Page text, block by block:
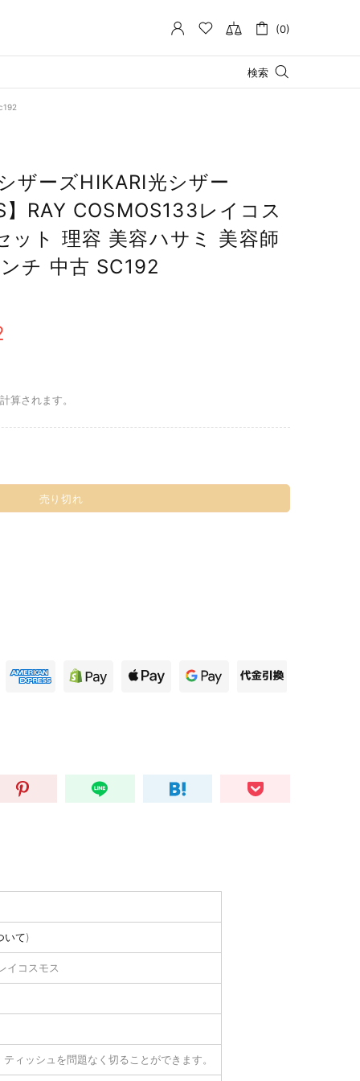
(0)
検索
ザーズHIKARI光シザー
】RAY COSMOS133レイコス
ット 理容 美容ハサミ 美容師
チ 中古 SC192
算されます。
売り切れ
いて)
イコスモス
ィッシュを問題なく切ることができます。